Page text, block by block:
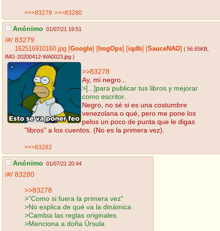
>>>83279 >>>83280
Anónimo 01/07/21 19:51
/#/ 83279
162516910160.jpg Google ImgOps iqdb SauceNAO ( 56.65KB
IMG-20200412-WA0023.jpg )
>>83278
Ay, mi negro...
>[...]para publicar tus libros y mejorar
como escritor.
Negro, no sé si es una costumbre
venezolana o qué, pero me pone los
pelos un poco de punta que le digas
"libros" a los cuentos. (No es la primera vez).
>>>83282
Anónimo 01/07/21 20:44
/#/ 83280
>>83278
>"Como si fuera la primera vez"
>No explica de qué va la dinámica
>Cambia las reglas originales
>Menciona a doña Úrsula